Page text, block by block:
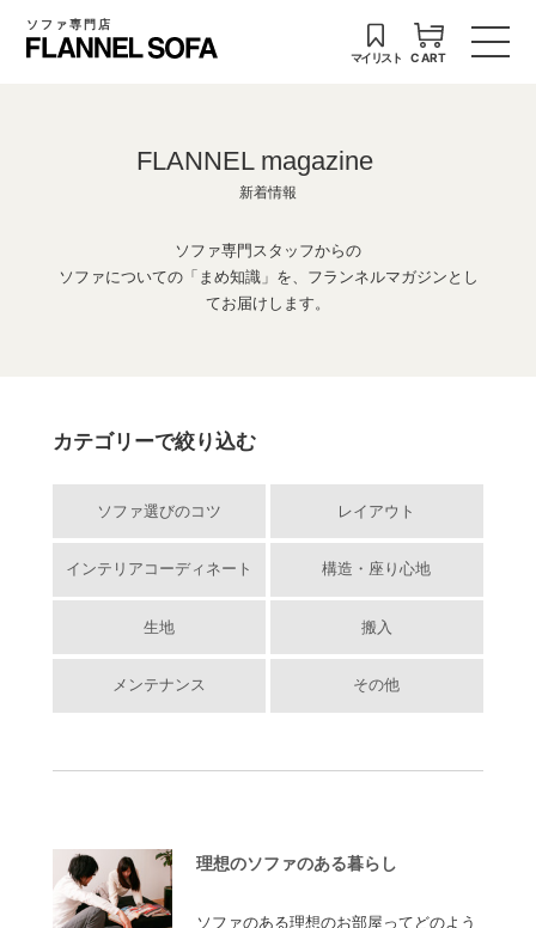
ソファ専門店
マイリスト CART
FLANNEL magazine
新着情報
ソファ専門スタッフからの
ソファについての「まめ知識」を、フランネルマガジンとし
てお届けします。
カテゴリーで絞り込む
ソファ選びのコツ レイアウト
インテリアコーディネート 構造・座り心地
生地 搬入
メンテナンス その他
理想のソファのある暮らし
ソファのある理想のお部屋ってどのよう